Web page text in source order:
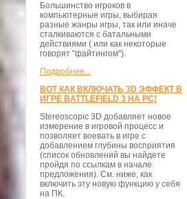
Большинство игроков в
компьютерные игры, выбирая
разные жанры игры, так или иначе
сталкиваются с батальными
действиями ( или как некоторые
говорят "файтингом").
Подробнее...
ВОТ КАК ВКЛЮЧАТЬ 3D ЭФФЕКТ В
ИГРЕ BATTLEFIELD 3 НА PC!
Stereoscopic 3D добавляет новое
измерение в игровой процесс и
позволяет воевать в игре с
добавлением глубины восприятия
(список обновлений вы найдете
пройдя по ссылкам в начале
предложения). См. ниже, как
включить эту новую функцию у себя
на ПК.